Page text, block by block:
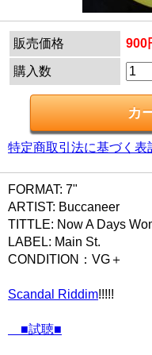
販売価格 900
購入数
特定商取引法に基づく表
FORMAT: 7"
ARTIST: Buccaneer
TITTLE: Now A Days
LABEL: Main St.
CONDITION：VG＋
Scandal Riddim!!!!!
■試聴■